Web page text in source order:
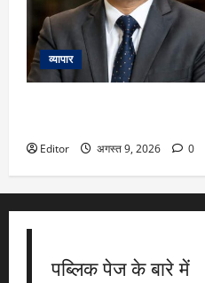
व्यापार
Editor अगस्त 9, 2026 0
पब्लिक पेज के बारे में